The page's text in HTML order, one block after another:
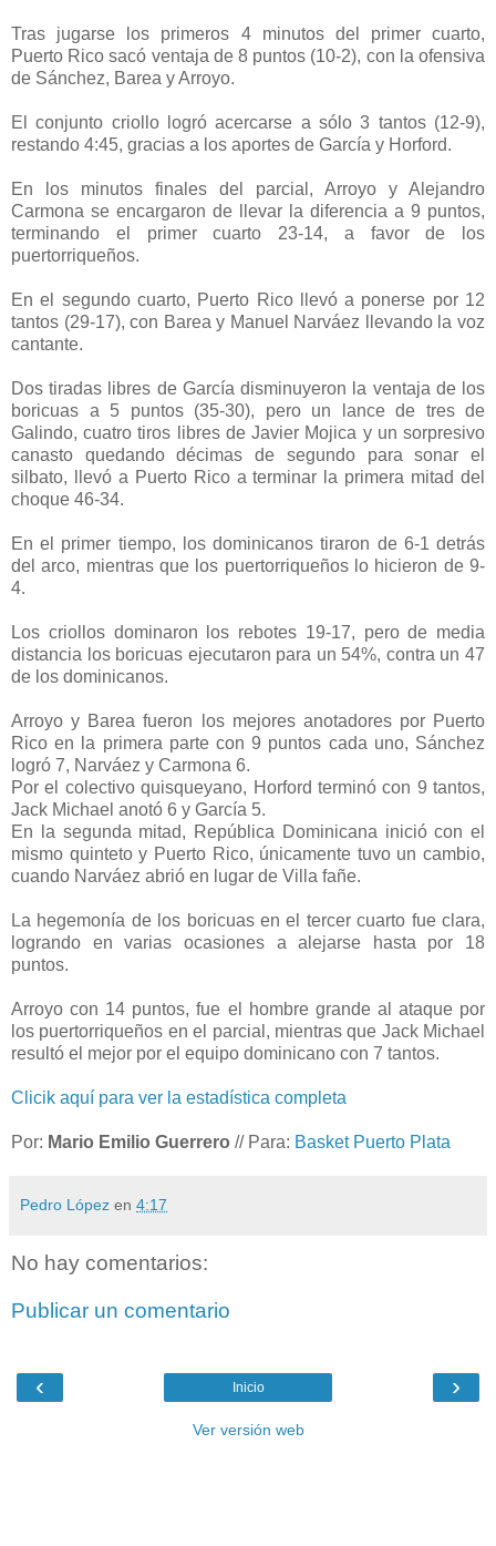
Tras jugarse los primeros 4 minutos del primer cuarto,
Puerto Rico sacó ventaja de 8 puntos (10-2), con la ofensiva
de Sánchez, Barea y Arroyo.
El conjunto criollo logró acercarse a sólo 3 tantos (12-9),
restando 4:45, gracias a los aportes de García y Horford.
En los minutos finales del parcial, Arroyo y Alejandro
Carmona se encargaron de llevar la diferencia a 9 puntos,
terminando el primer cuarto 23-14, a favor de los
puertorriqueños.
En el segundo cuarto, Puerto Rico llevó a ponerse por 12
tantos (29-17), con Barea y Manuel Narváez llevando la voz
cantante.
Dos tiradas libres de García disminuyeron la ventaja de los
boricuas a 5 puntos (35-30), pero un lance de tres de
Galindo, cuatro tiros libres de Javier Mojica y un sorpresivo
canasto quedando décimas de segundo para sonar el
silbato, llevó a Puerto Rico a terminar la primera mitad del
choque 46-34.
En el primer tiempo, los dominicanos tiraron de 6-1 detrás
del arco, mientras que los puertorriqueños lo hicieron de 9-
4.
Los criollos dominaron los rebotes 19-17, pero de media
distancia los boricuas ejecutaron para un 54%, contra un 47
de los dominicanos.
Arroyo y Barea fueron los mejores anotadores por Puerto
Rico en la primera parte con 9 puntos cada uno, Sánchez
logró 7, Narváez y Carmona 6.
Por el colectivo quisqueyano, Horford terminó con 9 tantos,
Jack Michael anotó 6 y García 5.
En la segunda mitad, República Dominicana inició con el
mismo quinteto y Puerto Rico, únicamente tuvo un cambio,
cuando Narváez abrió en lugar de Villa fañe.
La hegemonía de los boricuas en el tercer cuarto fue clara,
logrando en varias ocasiones a alejarse hasta por 18
puntos.
Arroyo con 14 puntos, fue el hombre grande al ataque por
los puertorriqueños en el parcial, mientras que Jack Michael
resultó el mejor por el equipo dominicano con 7 tantos.
Clicik aquí para ver la estadística completa
Por: Mario Emilio Guerrero // Para: Basket Puerto Plata
Pedro López en 4:17
No hay comentarios:
Publicar un comentario
‹ ›
Inicio
Ver versión web